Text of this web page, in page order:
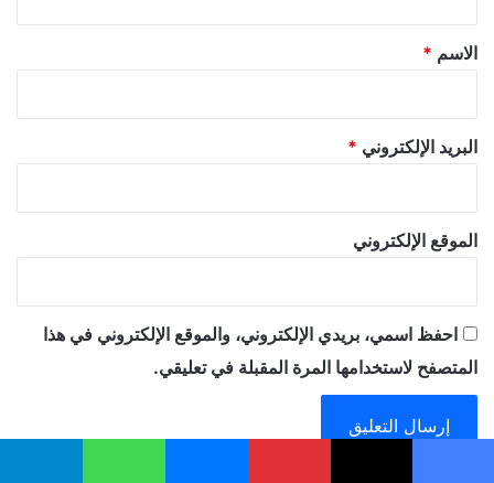
*
الاسم *
البريد الإلكتروني *
الموقع الإلكتروني
احفظ اسمي، بريدي الإلكتروني، والموقع الإلكتروني في هذا
المتصفح لاستخدامها المرة المقبلة في تعليقي.